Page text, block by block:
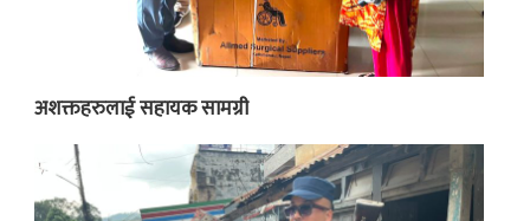
अशक्तहरुलाई सहायक सामग्री